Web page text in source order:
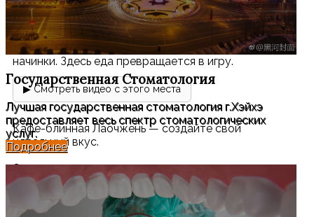
ГосударственнаяСтоматология
Лучшая государственная стоматология г.Хэйхэ
предоставляет весь спектр стоматологических
услуг.
Подробнее
Кафе-блинная Лаочжень в Хэйхэ
Выбираете китайские блюда плюс тончайшие
блины и сами создаете множество комбинаций их
начинки. Здесь еда превращается в игру.
▶ Смотреть видео с этого места
Кафе-блинная Лаочжень — создайте свой
идеальный вкус.
Это не просто место, где можно поесть, а
формат, в котором вы сами создаёте блюдо под
свой вкус. Здесь каждый гость собирает
собственную комбинацию ингредиентов и